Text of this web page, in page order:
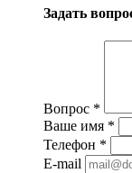
Задать
Вопрос *
Ваше имя *
Телефон *
E-mail